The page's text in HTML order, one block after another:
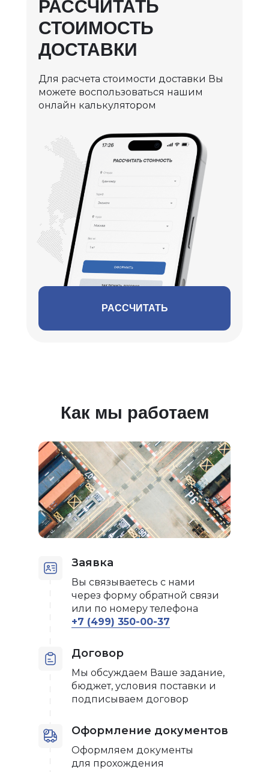
РАССЧИТАТЬ
СТОИМОСТЬ
ДОСТАВКИ
Для расчета стоимости доставки Вы
можете воспользоваться нашим
онлайн калькулятором
РАССЧИТАТЬ
Как мы работаем
Заявка
Вы связываетесь с нами
через форму обратной связи
или по номеру телефона
+7 (499) 350-00-37
Договор
Мы обсуждаем Ваше задание,
бюджет, условия поставки и
подписываем договор
Оформление документов
Оформляем документы
для прохождения